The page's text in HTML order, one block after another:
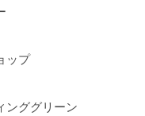
ップ
ンググリーン